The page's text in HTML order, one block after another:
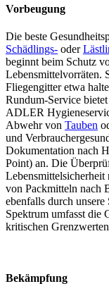
Vorbeugung
Die beste
Schädlings- oder
beginnt beim Schutz
Lebensmittelvorräten.
Fliegengitter etwa
Rundum-Service
ADLER
Abwehr von Tauben
und
Dokumentation nach
Point) an. Die
von Packmitteln nach
ebenfalls durch
Spektrum umfasst die
kritischen
Bekämpfung